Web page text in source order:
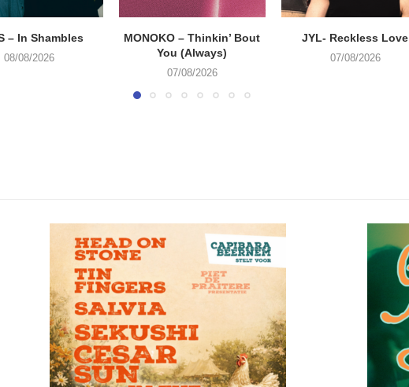
– In Shambles
08/08/2026
MONOKO – Thinkin’ Bout
You (Always)
07/08/2026
JYL- Reckless Love
07/08/2026